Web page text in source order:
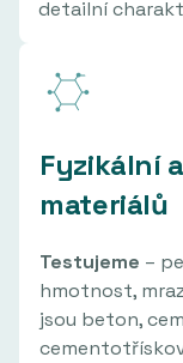
detailní
Fyzikální
materiálů
Testujeme –
hmotnost,
jsou beton,